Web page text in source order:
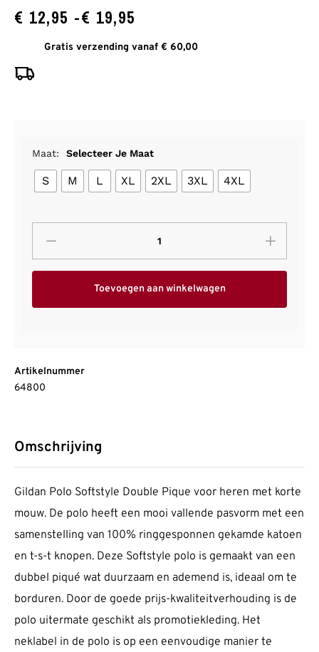
€ 12,95 -€ 19,95
Gratis verzending vanaf € 60,00
Maat: Selecteer Je Maat
S M L XL 2XL 3XL 4XL
Toevoegen aan winkelwagen
Artikelnummer
64800
Omschrijving
Gildan Polo Softstyle Double Pique voor heren met korte
mouw. De polo heeft een mooi vallende pasvorm met een
samenstelling van 100% ringgesponnen gekamde katoen
en t-s-t knopen. Deze Softstyle polo is gemaakt van een
dubbel piqué wat duurzaam en ademend is, ideaal om te
borduren. Door de goede prijs-kwaliteitverhouding is de
polo uitermate geschikt als promotiekleding. Het
neklabel in de polo is op een eenvoudige manier te